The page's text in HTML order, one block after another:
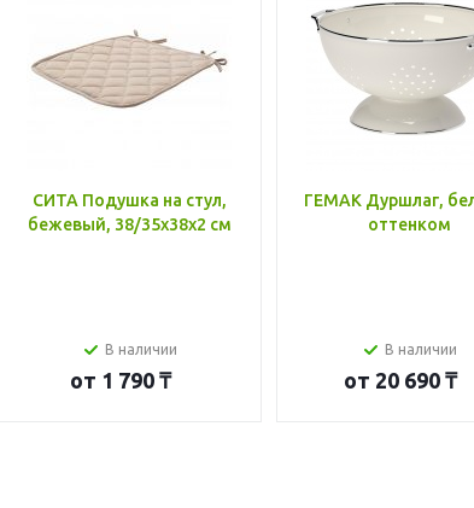
СИТА Подушка на стул,
бежевый, 38/35x38x2 см
В наличии
от 1 790 ₸
ГЕМАК Дуршлаг,
оттенком
В наличии
от 20 690 ₸